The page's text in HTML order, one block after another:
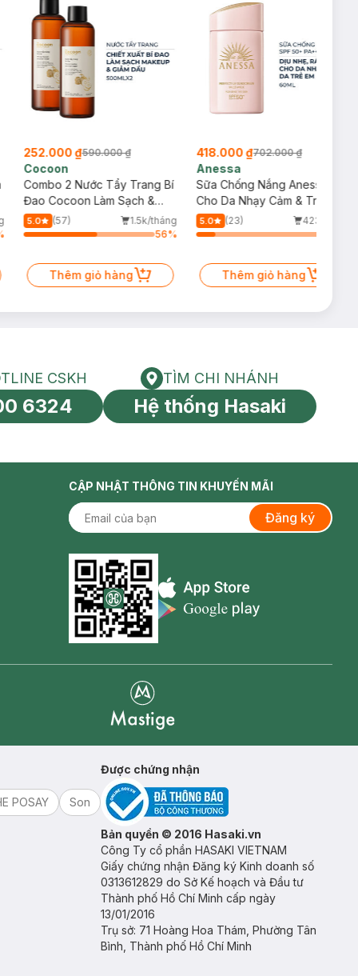
252.000 ₫590.000 ₫
Cocoon
Combo 2 Nước Tẩy Trang Bí
Đao Cocoon Làm Sạch &
Giảm Dầu 500ml
5.0 (57)
1.5k/tháng
56%
Thêm giỏ hàng
418.000 ₫702.000 ₫
Anessa
Sữa Chống Nắng Anessa
Cho Da Nhạy Cảm & Trẻ Em
60ml (Mới)
5.0 (23)
423/tháng
Thêm giỏ hàng
toàn cầu
HOTLINE CSKH
CSKH
6324
Tìm chi nhánh
TÌM CHI NHÁNH
Hệ thống Hasaki
CẬP NHẬT THÔNG TIN KHUYẾN MÃI
Đăng ký
Appstore icon
POSAY
Son
Được chứng nhận
Bản quyền © 2016 Hasaki.vn
Công Ty cổ phần HASAKI VIETNAM
Giấy chứng nhận Đăng ký Kinh doanh số
0313612829 do Sở Kế hoạch và Đầu tư
Thành phố Hồ Chí Minh cấp ngày
13/01/2016
Trụ sở: 71 Hoàng Hoa Thám, Phường Tân
Bình, Thành phố Hồ Chí Minh